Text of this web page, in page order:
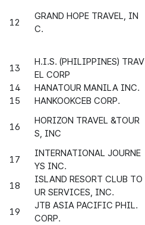
12
GRAND HOPE TRAVEL, IN
C.
13
H.I.S. (PHILIPPINES) TRAV
EL CORP
14
HANATOUR MANILA INC.
15
HANKOOKCEB CORP.
16
HORIZON TRAVEL &TOUR
S, INC
17
INTERNATIONAL JOURNE
YS INC.
18
ISLAND RESORT CLUB TO
UR SERVICES, INC.
19
JTB ASIA PACIFIC PHIL.
CORP.